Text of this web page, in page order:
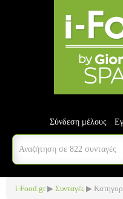
Σύνδεση μέλους
i-Food.gr▶ Συνταγές ▶